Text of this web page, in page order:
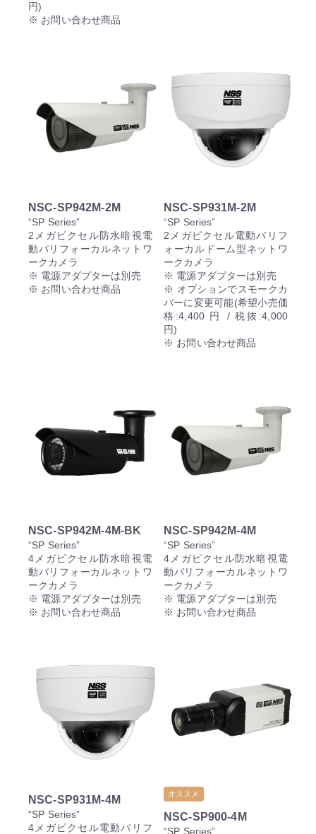
円)
※ お問い合わせ商品
NSC-SP942M-2M
“SP Series”
2メガピクセル防水暗視電
動バリフォーカルネットワ
ークカメラ
※ 電源アダプターは別売
※ お問い合わせ商品
NSC-SP931M-2M
“SP Series”
2メガピクセル電動バリフ
ォーカルドーム型ネットワ
ークカメラ
※ 電源アダプターは別売
※ オプションでスモークカ
バーに変更可能(希望小売価
格:4,400 円 / 税抜:4,000
円)
※ お問い合わせ商品
NSC-SP942M-4M-BK
“SP Series”
4メガピクセル防水暗視電
動バリフォーカルネットワ
ークカメラ
※ 電源アダプターは別売
※ お問い合わせ商品
NSC-SP942M-4M
“SP Series”
4メガピクセル防水暗視電
動バリフォーカルネットワ
ークカメラ
※ 電源アダプターは別売
※ お問い合わせ商品
NSC-SP931M-4M
“SP Series”
4メガピクセル電動バリフ
オススメ
NSC-SP900-4M
“SP Series”